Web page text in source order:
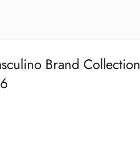
Brand Collection